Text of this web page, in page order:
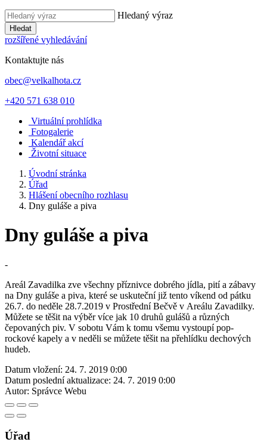
Hledaný výraz
Hledat
rozšířené vyhledávání
Kontaktujte nás
obec@velkalhota.cz
+420 571 638 010
Virtuální prohlídka
Fotogalerie
Kalendář akcí
Životní situace
Úvodní stránka
Úřad
Hlášení obecního rozhlasu
Dny guláše a piva
Dny guláše a piva
-
Areál Zavadilka zve všechny příznivce dobrého jídla, pití a zábavy
na Dny guláše a piva, které se uskuteční již tento víkend od pátku
26.7. do neděle 28.7.2019 v Prostřední Bečvě v Areálu Zavadilky.
Můžete se těšit na výběr více jak 10 druhů gulášů a různých
čepovaných piv. V sobotu Vám k tomu všemu vystoupí pop-
rockové kapely a v neděli se můžete těšit na přehlídku dechových
hudeb.
Datum vložení: 24. 7. 2019 0:00
Datum poslední aktualizace: 24. 7. 2019 0:00
Autor: Správce Webu
Úřad